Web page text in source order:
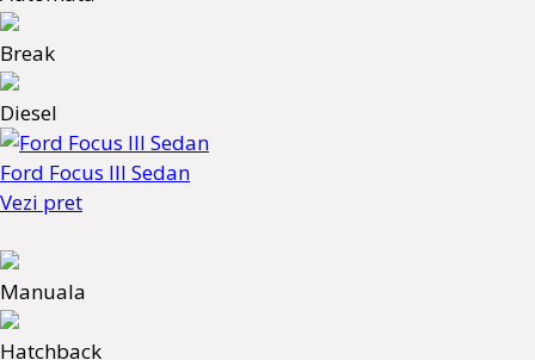
Break
Diesel
Ford Focus III Sedan
Vezi pret
Manuala
Hatchback